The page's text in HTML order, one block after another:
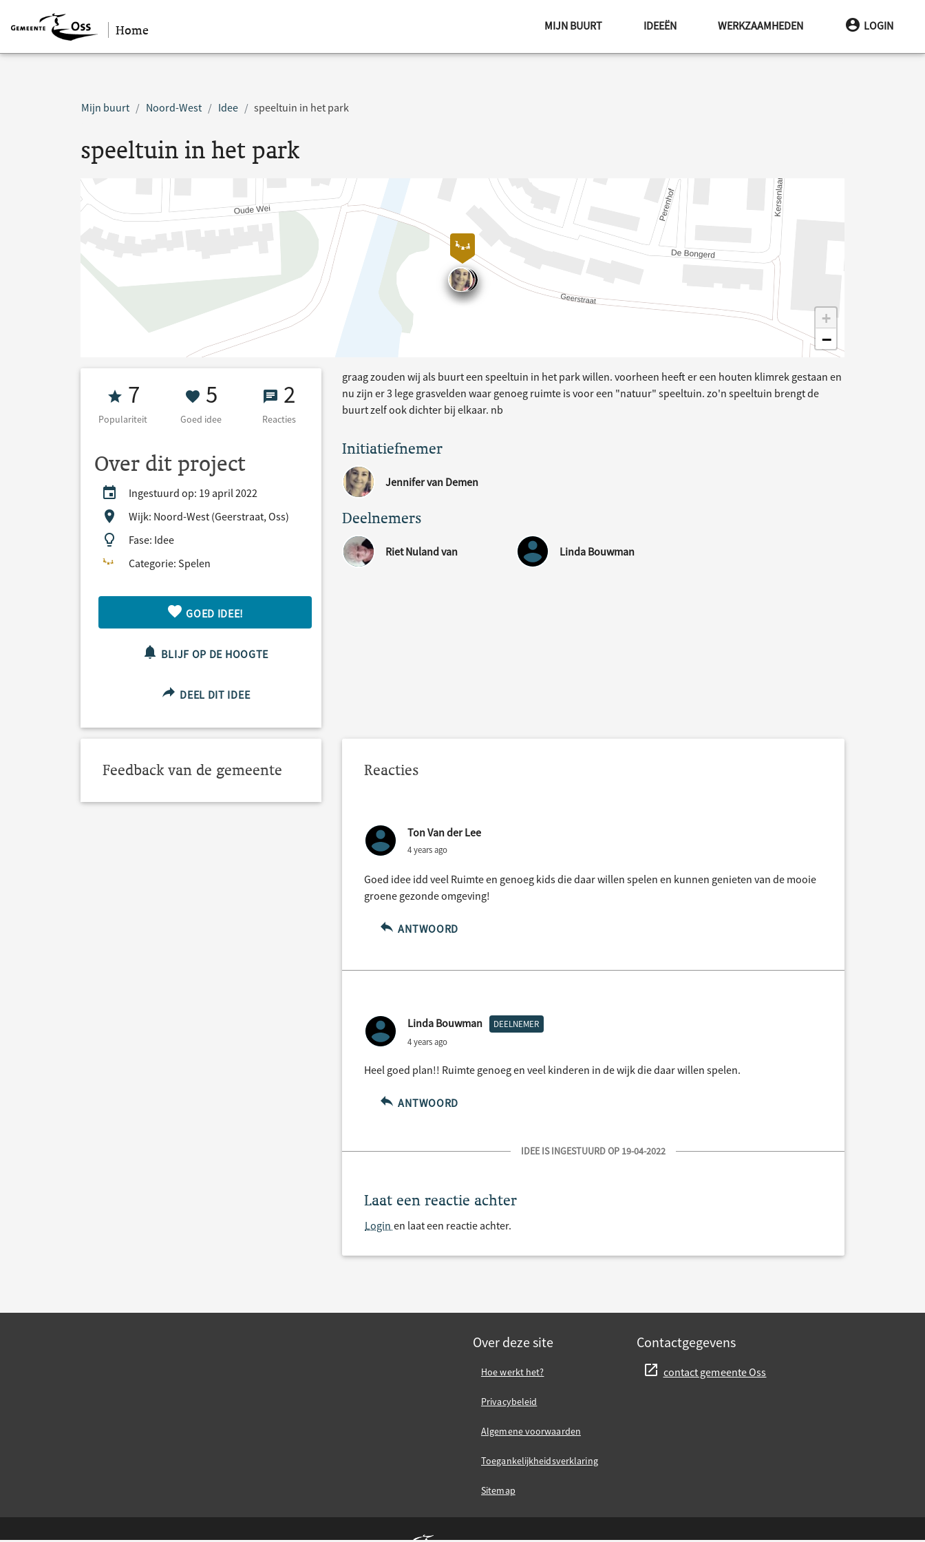
Sla navigatie over Home MIJN BUURT IDEEËN WERKZAAMHEDEN LOGIN
Mijn buurt Noord-West Idee speeltuin in het park
speeltuin in het park
+
−
Populariteit 7
7
Populariteit
5 Goed idee
5
Goed idee
2 Reacties
2
Reacties
Over dit project
Ingestuurd op: 19 april 2022
Wijk: Noord-West (Geerstraat, Oss)
Fase: Idee
Categorie: Spelen
GOED IDEE!
BLIJF OP DE HOOGTE
DEEL DIT IDEE
graag zouden wij als buurt een speeltuin in het park willen. voorheen heeft er een houten klimrek gestaan en
nu zijn er 3 lege grasvelden waar genoeg ruimte is voor een "natuur" speeltuin. zo'n speeltuin brengt de
buurt zelf ook dichter bij elkaar. nb
Initiatiefnemer
Jennifer van Demen
Deelnemers
Riet Nuland van Linda Bouwman
Feedback van de gemeente Reacties
Ton Van der Lee
4 years ago
Goed idee idd veel Ruimte en genoeg kids die daar willen spelen en kunnen genieten van de mooie
groene gezonde omgeving!
ANTWOORD
Linda Bouwman DEELNEMER
4 years ago
Heel goed plan!! Ruimte genoeg en veel kinderen in de wijk die daar willen spelen.
ANTWOORD
IDEE IS INGESTUURD OP 19-04-2022
Laat een reactie achter
Login en laat een reactie achter.
Over deze site
Hoe werkt het?
Privacybeleid
Algemene voorwaarden
Toegankelijkheidsverklaring
Sitemap
Contactgegevens
contact gemeente Oss